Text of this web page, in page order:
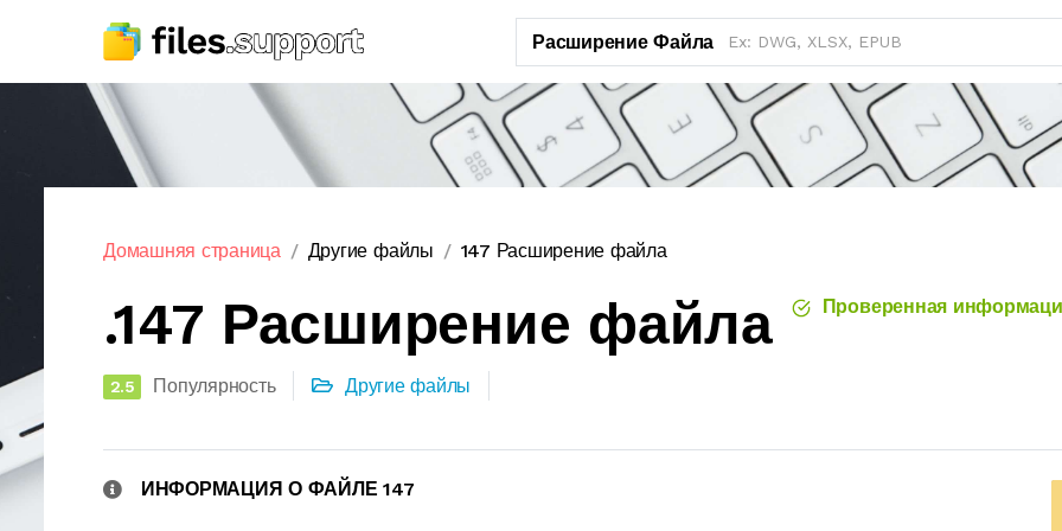
Расширение Файла
Домашняя страница Другие файлы 147 Расширение файла
.147 Расширение файла Проверенная
2.5 Популярность Другие файлы
ИНФОРМАЦИЯ О ФАЙЛЕ 147